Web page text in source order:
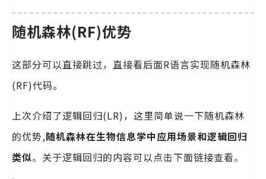
随机森林(RF)优势
这部分可以直接跳过，直接看后面R语言实现随机森林
(RF)代码。
上次介绍了逻辑回归(LR)，这里简单说一下随机森林
的优势,随机森林在生物信息学中应用场景和逻辑回归
类似。关于逻辑回归的内容可以点击下面链接查看。